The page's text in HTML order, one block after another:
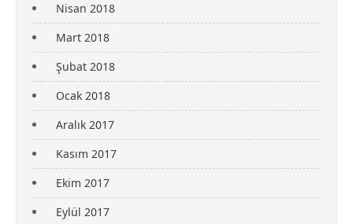
Nisan 2018
Mart 2018
Şubat 2018
Ocak 2018
Aralık 2017
Kasım 2017
Ekim 2017
Eylül 2017